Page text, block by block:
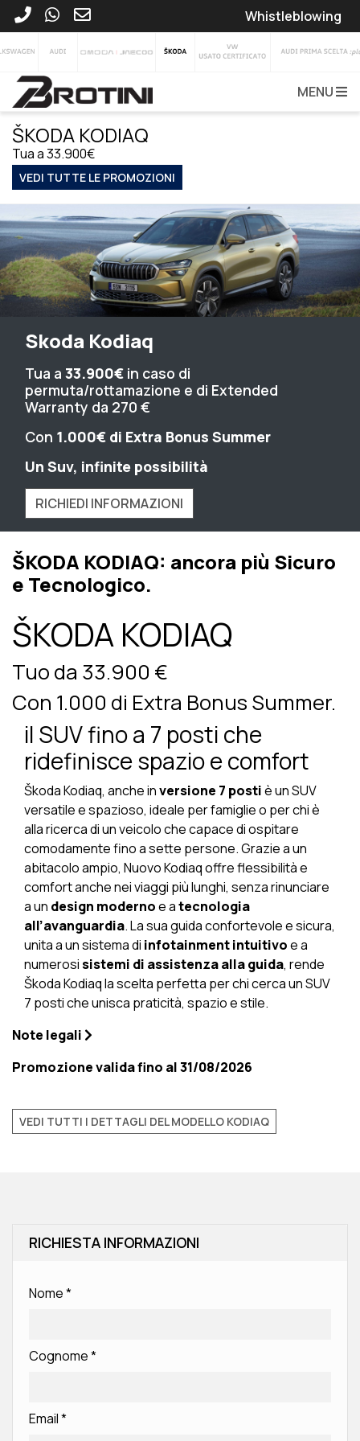
Whistleblowing
MENU
ŠKODA KODIAQ
Tua a 33.900€
VEDI TUTTE LE PROMOZIONI
Skoda Kodiaq
Tua a 33.900€ in caso di
permuta/rottamazione e di Extended
Warranty da 270 €
Con 1.000€ di Extra Bonus Summer
Un Suv, infinite possibilità
RICHIEDI INFORMAZIONI
ŠKODA KODIAQ: ancora più Sicuro
e Tecnologico.
ŠKODA KODIAQ
Tuo da 33.900 €
Con 1.000 di Extra Bonus Summer.
il SUV fino a 7 posti che
ridefinisce spazio e comfort
Škoda Kodiaq, anche inversione 7 postiè un SUV
versatile e spazioso, ideale per famiglie o per chi è
alla ricerca di un veicolo che capace di ospitare
comodamente fino a sette persone. Grazie a un
abitacolo ampio, Nuovo Kodiaq offre flessibilità e
comfort anche nei viaggi più lunghi, senza rinunciare
a un design modernoe atecnologia
all’avanguardia. La sua guida confortevole e sicura,
unita a un sistema di infotainment intuitivoe a
numerosisistemi di assistenza alla guida, rende
Škoda Kodiaq la scelta perfetta per chi cerca un SUV
7 posti che unisca praticità, spazio e stile.
Note legali
Promozione valida fino al 31/08/2026
VEDI TUTTI I DETTAGLI DEL MODELLO KODIAQ
RICHIESTA INFORMAZIONI
Nome*
Cognome*
Email*